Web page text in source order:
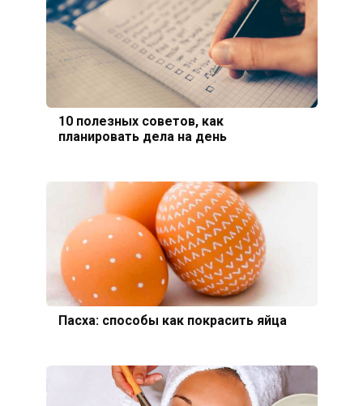
10 полезных советов, как
планировать дела на день
Пасха: способы как покрасить яйца